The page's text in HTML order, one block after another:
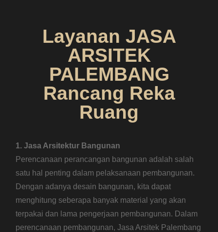
Layanan JASA
ARSITEK
PALEMBANG
Rancang Reka
Ruang
1. Jasa Arsitektur Bangunan
Perencanaan perancangan bangunan adalah salah
satu hal penting dalam pelaksanaan pembangunan.
Dengan adanya desain bangunan, kita dapat
menghitung seberapa banyak material yang akan
terpakai dan lama pengerjaan pembangunan. Dalam
perencanaan pembangunan, Jasa Arsitek Palembang